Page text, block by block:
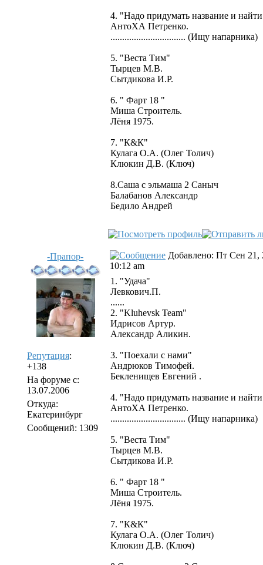
4. "Надо придумать название и
АнтоХА Петренко.
................................ (Ищу напарника)
5. "Веста Тим"
Тырцев М.В.
Сытдикова И.Р.
6. " Фарт 18 "
Миша Строитель.
Лёня 1975.
7. "К&К"
Кулага О.А. (Олег Толич)
Клюкин Д.В. (Ключ)
8.Саша с эльмаша 2 Саныч
Балабанов Александр
Бедило Андрей
-Прапор-
Репутация:
+138
На форуме с:
13.07.2006
Откуда:
Екатеринбург
Сообщений: 1309
Добавлено: Пт Сен 21,
10:12 am
1. "Удача"
Левкович.П.
......
2. "Kluhevsk Team"
Идрисов Артур.
Александр Аликин.
3. "Поехали с нами"
Андрюков Тимофей.
Бекленищев Евгений .
4. "Надо придумать название и
АнтоХА Петренко.
................................ (Ищу напарника)
5. "Веста Тим"
Тырцев М.В.
Сытдикова И.Р.
6. " Фарт 18 "
Миша Строитель.
Лёня 1975.
7. "К&К"
Кулага О.А. (Олег Толич)
Клюкин Д.В. (Ключ)